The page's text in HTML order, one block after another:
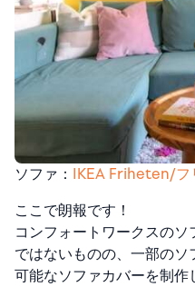
ソファ： IKEA Friheten/フ
ここで朗報です！
コンフォートワークスの
ではないものの、一部の
可能なソファカバーを制作